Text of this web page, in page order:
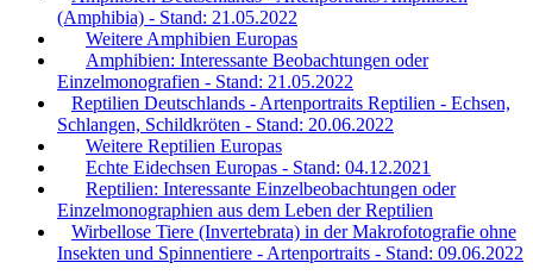
(Amphibia) - Stand: 21.05.2022
Weitere Amphibien Europas
Amphibien: Interessante Beobachtungen oder
Einzelmonografien - Stand: 21.05.2022
Reptilien Deutschlands - Artenportraits Reptilien - Echsen,
Schlangen, Schildkröten - Stand: 20.06.2022
Weitere Reptilien Europas
Echte Eidechsen Europas - Stand: 04.12.2021
Reptilien: Interessante Einzelbeobachtungen oder
Einzelmonographien aus dem Leben der Reptilien
Wirbellose Tiere (Invertebrata) in der Makrofotografie ohne
Insekten und Spinnentiere - Artenportraits - Stand: 09.06.2022